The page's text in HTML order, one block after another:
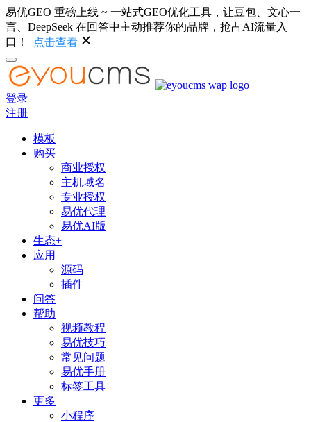
易优GEO 重磅上线 ~ 一站式GEO优化工具，让豆包、文心一
言、DeepSeek 在回答中主动推荐你的品牌，抢占AI流量入
口！
点击查看
登录
注册
模板
购买
商业授权
主机域名
专业授权
易优代理
易优AI版
生态+
应用
源码
插件
问答
帮助
视频教程
易优技巧
常见问题
易优手册
标签工具
更多
小程序